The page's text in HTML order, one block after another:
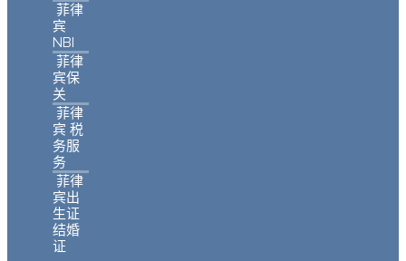
菲律
宾
NBI
菲律
宾保
关
菲律
宾 税
务服
务
菲律
宾出
生证
结婚
证